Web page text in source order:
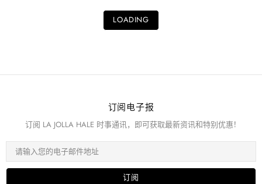
LOADING
订阅电子报
订阅 LA JOLLA HALE 时事通讯，即可获取最新资讯和特别优惠！